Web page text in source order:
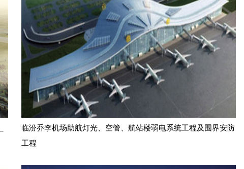
临汾乔李机场助航灯光、空管、航站楼弱电系统工程及围界安防
工程